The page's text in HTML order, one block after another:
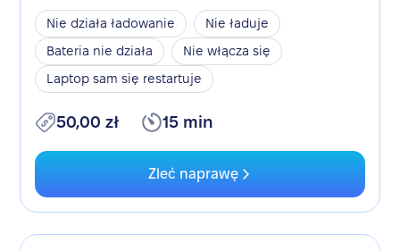
Nie działa ładowanie
Nie ładuje
Bateria nie działa
Nie włącza się
Laptop sam się restartuje
50,00 zł 15 min
Zleć naprawę